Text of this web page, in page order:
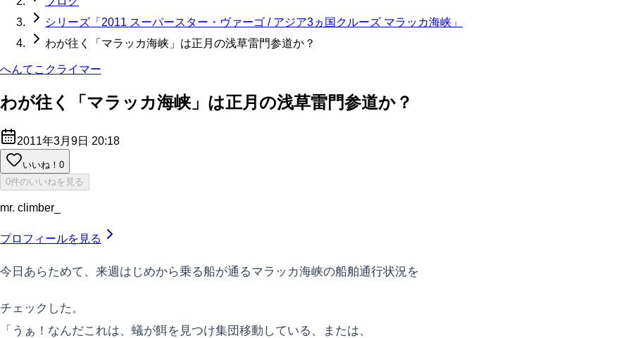
シリーズ「2011 スーパースター・ヴァーゴ / アジア3ヵ国クルーズ マラッカ海峡」
わが往く「マラッカ海峡」は正月の浅草雷門参道か？
へんてこクライマー
わが往く「マラッカ海峡」は正月の浅草雷門参道か？
2011年3月9日 20:18
いいね！ 0
0件のいいねを見る
mr. climber_
プロフィールを見る
今日あらためて、来週はじめから乗る船が通るマラッカ海峡の船舶通行状況を
チェックした。
「うぁ！なんだこれは、蟻が餌を見つけ集団移動している、または、